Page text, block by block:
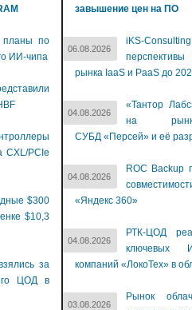
планы по
ИИ-чипа
CXL/PCIe
$300
$10,3
за
ЦОД в
завышение цен на ПО
06.08.2026
iKS-
перспективы
рынка IaaS и PaaS до
04.08.2026
«Тантор
на
СУБД «Персей» и её
04.08.2026
ROC Backup
«Яндекс 360»
04.08.2026
РТК-ЦОД
ключевых
компаний «ЛокоТех» в
03.08.2026
Рынок